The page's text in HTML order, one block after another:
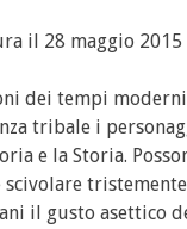
il 28 maggio
dei tempi
tribale i
e la Storia.
il gusto asettico